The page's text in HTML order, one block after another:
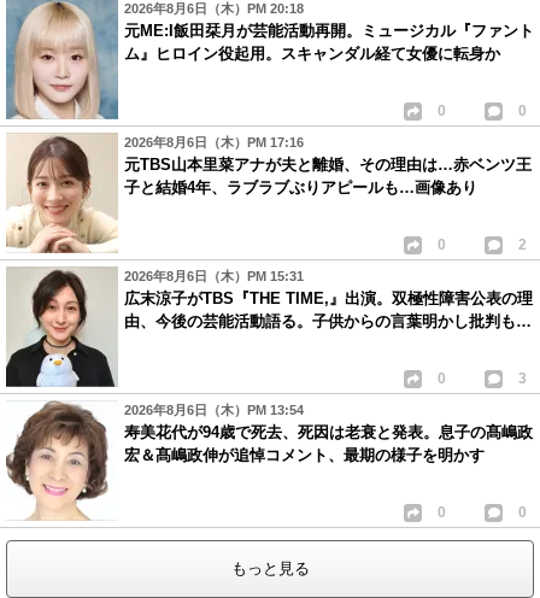
2026年8月6日（木）PM 20:18
元ME:I飯田栞月が芸能活動再開。ミュージカル『ファント
ム』ヒロイン役起用。スキャンダル経て女優に転身か
0 0
2026年8月6日（木）PM 17:16
元TBS山本里菜アナが夫と離婚、その理由は…赤ベンツ王
子と結婚4年、ラブラブぶりアピールも…画像あり
0 2
2026年8月6日（木）PM 15:31
広末涼子がTBS『THE TIME,』出演。双極性障害公表の理
由、今後の芸能活動語る。子供からの言葉明かし批判も…
0 3
2026年8月6日（木）PM 13:54
寿美花代が94歳で死去、死因は老衰と発表。息子の髙嶋政
宏＆髙嶋政伸が追悼コメント、最期の様子を明かす
0 0
もっと見る